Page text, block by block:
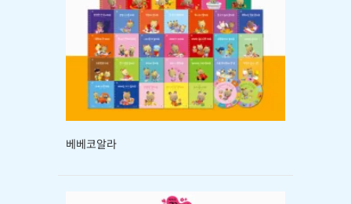
베베코알라